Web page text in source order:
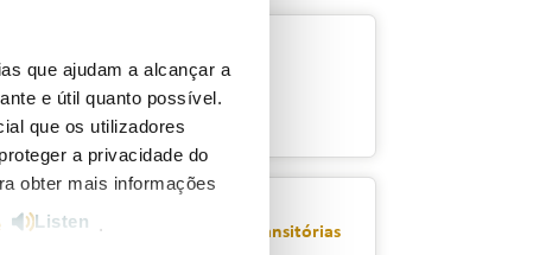
que ajudam a alcançar a
e útil quanto possível.
que os utilizadores
a privacidade do
obter mais informações
Listen .
equiparado ao das tarifas transitórias